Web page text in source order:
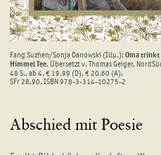
Fang Suzhen/Sonja Danowski (Illu.):Oma trinkt
Himmel Tee. Übersetzt v. Thomas Geiger,
48 S., ab 4, € 19,99 (D), € 20,60 (A),
SFr 28,90. ISBN 978-3-314-10275-2
Abschied mit Poesie